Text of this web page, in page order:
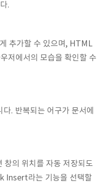
.
추가할 수 있으며, HTML
저에서의 모습을 확인할 수
. 반복되는 어구가 문서에
창의 위치를 자동 저장되도
Insert라는 기능을 선택할